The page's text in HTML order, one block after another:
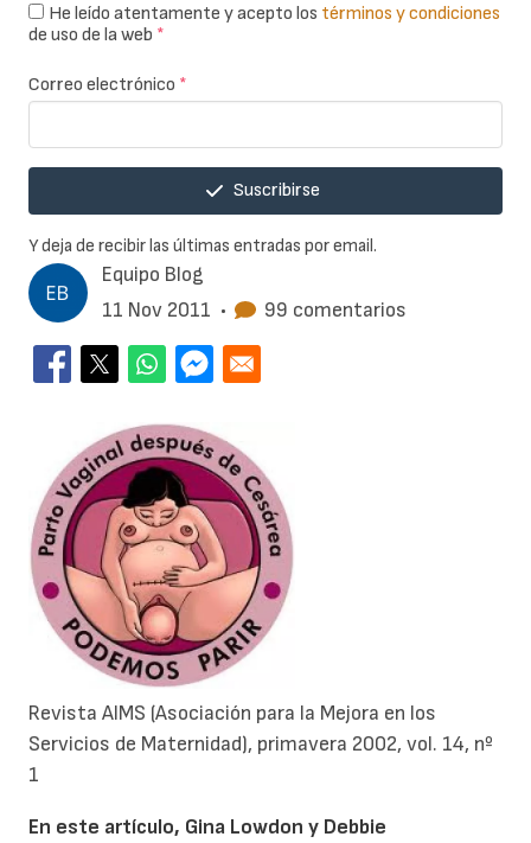
Equipo Blog
11 Nov 2011 • 99 comentarios
Revista AIMS (Asociación para la Mejora en los
Servicios de Maternidad), primavera 2002, vol. 14, nº
1
En este artículo, Gina Lowdon y Debbie
He leído atentamente y acepto los términos y condiciones
de uso de la web *
Correo electrónico *
Suscribirse
Y deja de recibir las últimas entradas por email.